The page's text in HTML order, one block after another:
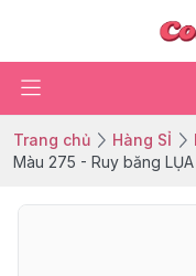
Trang chủ Hàng SỈ
Màu 275 - Ruy băng